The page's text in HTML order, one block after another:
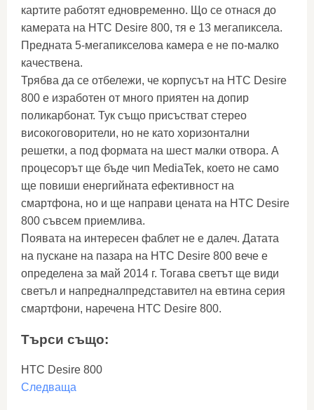
картите работят едновременно. Що се отнася до
камерата на HTC Desire 800, тя е 13 мегапиксела.
Предната 5-мегапикселова камера е не по-малко
качествена.
Трябва да се отбележи, че корпусът на HTC Desire
800 е изработен от много приятен на допир
поликарбонат. Тук също присъстват стерео
високоговорители, но не като хоризонтални
решетки, а под формата на шест малки отвора. А
процесорът ще бъде чип MediaTek, което не само
ще повиши енергийната ефективност на
смартфона, но и ще направи цената на HTC Desire
800 съвсем приемлива.
Появата на интересен фаблет не е далеч. Датата
на пускане на пазара на HTC Desire 800 вече е
определена за май 2014 г. Тогава светът ще види
светъл и напредналпредставител на евтина серия
смартфони, наречена HTC Desire 800.
Търси също:
HTC Desire 800
Следваща